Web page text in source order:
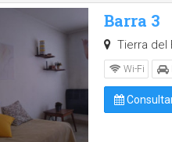
Barra 3
Tierra del
Wi-Fi